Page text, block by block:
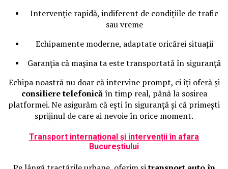
Intervenție rapidă, indiferent de condițiile de trafic
sau vreme
Echipamente moderne, adaptate oricărei situații
Garanția că mașina ta este transportată în siguranță
Echipa noastră nu doar că intervine prompt, ci îți oferă și
consiliere telefonicăîn timp real, până la sosirea
platformei. Ne asigurăm că ești în siguranță și că primești
sprijinul de care ai nevoie în orice moment.
Transport internațional și intervenții în afara
Bucureștiului